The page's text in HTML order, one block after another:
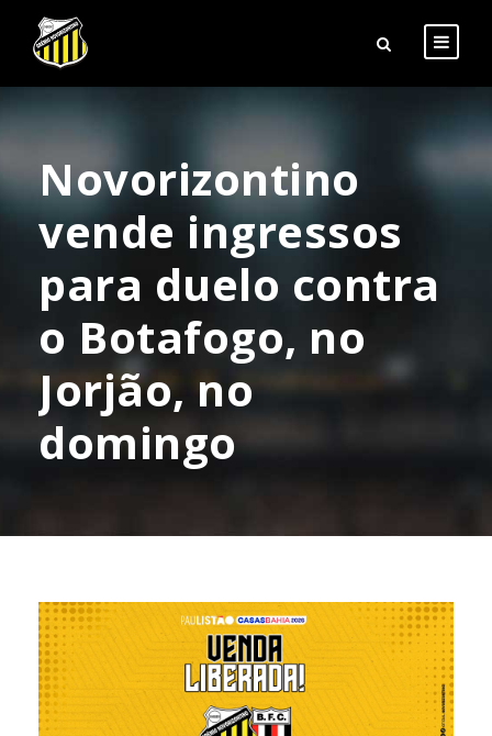
Novorizontino
vende ingressos
para duelo contra
o Botafogo, no
Jorjão, no
domingo